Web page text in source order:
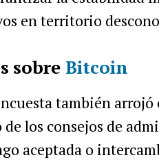
en territorio
sobre Bitcoin
también
los consejos de
aceptada o